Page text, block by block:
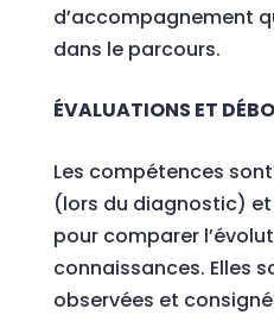
d’accompagnement
dans le parcours.
ÉVALUATIONS ET
Les compétences
(lors du diagnostic)
pour comparer
connaissances. Elles
observées et